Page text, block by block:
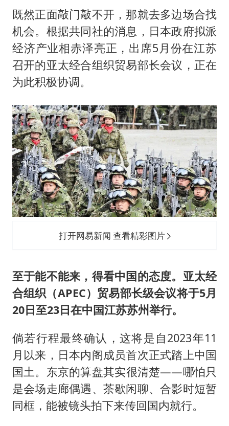
既然正面敲门敲不开，那就去多边场合找
机会。根据共同社的消息，日本政府拟派
经济产业相赤泽亮正，出席5月份在江苏
召开的亚太经合组织贸易部长会议，正在
为此积极协调。
打开网易新闻 查看精彩图片
至于能不能来，得看中国的态度。亚太经
合组织（APEC）贸易部长级会议将于5月
20日至23日在中国江苏苏州举行。
倘若行程最终确认，这将是自2023年11
月以来，日本内阁成员首次正式踏上中国
国土。东京的算盘其实很清楚——哪怕只
是会场走廊偶遇、茶歇闲聊、合影时短暂
同框，能被镜头拍下来传回国内就行。